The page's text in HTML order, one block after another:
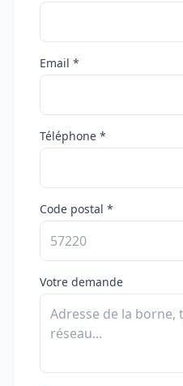
Email *
Téléphone *
Code postal *
Votre demande